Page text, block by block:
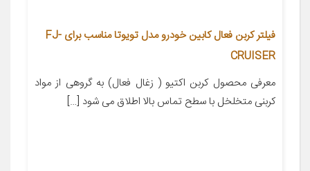
فیلتر کربن فعال کابین خودرو مدل تویوتا مناسب برای FJ-
CRUISER
معرفی محصول کربن اکتیو ( زغال فعال) به گروهی از مواد
کربنی متخلخل با سطح تماس بالا اطلاق می شود […]